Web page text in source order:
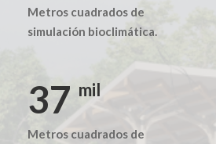
Metros cuadrados de
simulación bioclimática.
49 mil
Metros cuadrados de